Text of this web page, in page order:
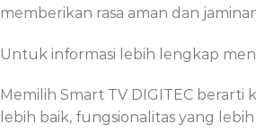
memberikan rasa aman dan
Untuk informasi lebih lengkap
Memilih Smart TV DIGITEC
lebih baik, fungsionalitas yang